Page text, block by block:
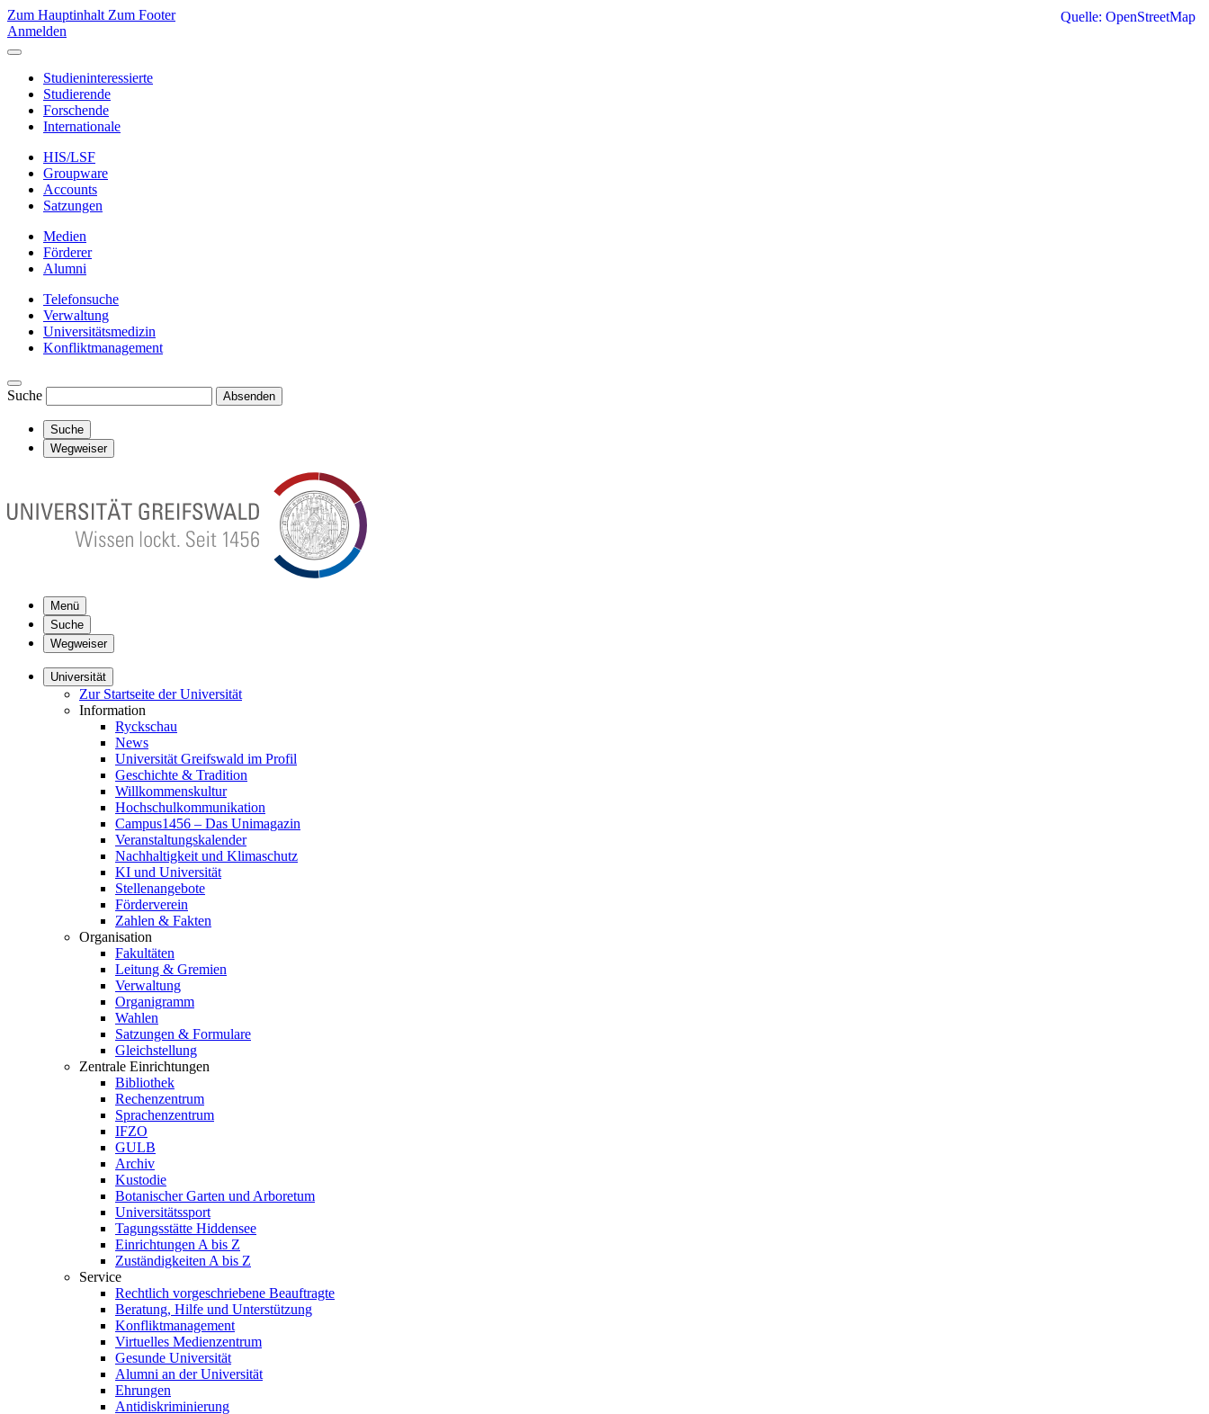
Zum Hauptinhalt Zum Footer
Anmelden
Studieninteressierte
Studierende
Forschende
Internationale
HIS/LSF
Groupware
Accounts
Satzungen
Medien
Förderer
Alumni
Telefonsuche
Verwaltung
Universitätsmedizin
Konfliktmanagement
Suche Absenden
Suche
Wegweiser
Menü
Suche
Wegweiser
Universität
Zur Startseite der Universität
Information
Ryckschau
News
Universität Greifswald im Profil
Geschichte & Tradition
Willkommenskultur
Hochschulkommunikation
Campus1456 – Das Unimagazin
Veranstaltungskalender
Nachhaltigkeit und Klimaschutz
KI und Universität
Stellenangebote
Förderverein
Zahlen & Fakten
Organisation
Fakultäten
Leitung & Gremien
Verwaltung
Organigramm
Wahlen
Satzungen & Formulare
Gleichstellung
Zentrale Einrichtungen
Bibliothek
Rechenzentrum
Sprachenzentrum
IFZO
GULB
Archiv
Kustodie
Botanischer Garten und Arboretum
Universitätssport
Tagungsstätte Hiddensee
Einrichtungen A bis Z
Zuständigkeiten A bis Z
Service
Rechtlich vorgeschriebene Beauftragte
Beratung, Hilfe und Unterstützung
Konfliktmanagement
Virtuelles Medienzentrum
Gesunde Universität
Alumni an der Universität
Ehrungen
Antidiskriminierung
Quelle: OpenStreetMap